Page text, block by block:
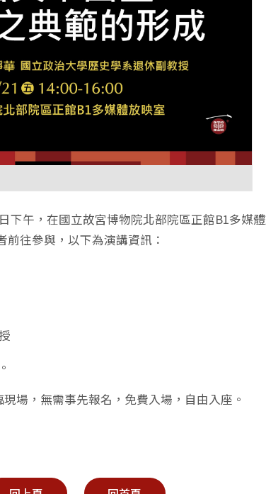
下午，在國立故宮博物院北部院區正館B1多媒
前往參與，以下為演講資訊：
場，無需事先報名，免費入場，自由入座。